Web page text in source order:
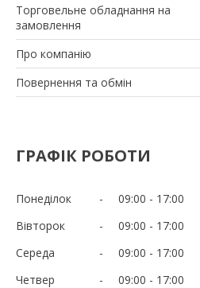
Торговельне обладнання на
замовлення
Про компанію
Повернення та обмін
ГРАФІК РОБОТИ
Понеділок 09:00
17:00
Вівторок
09:00
17:00
Середа
09:00
17:00
Четвер
09:00
17:00